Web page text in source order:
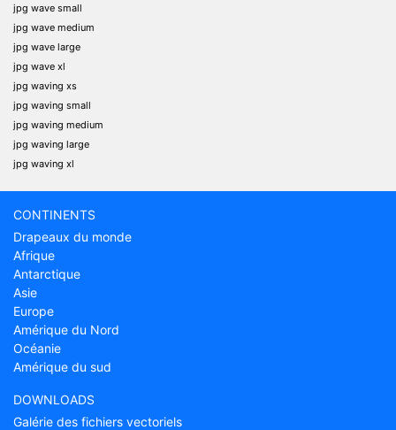
jpg wave small
jpg wave medium
jpg wave large
jpg wave xl
jpg waving xs
jpg waving small
jpg waving medium
jpg waving large
jpg waving xl
CONTINENTS
Drapeaux du monde
Afrique
Antarctique
Asie
Europe
Amérique du Nord
Océanie
Amérique du sud
DOWNLOADS
Galérie des fichiers vectoriels